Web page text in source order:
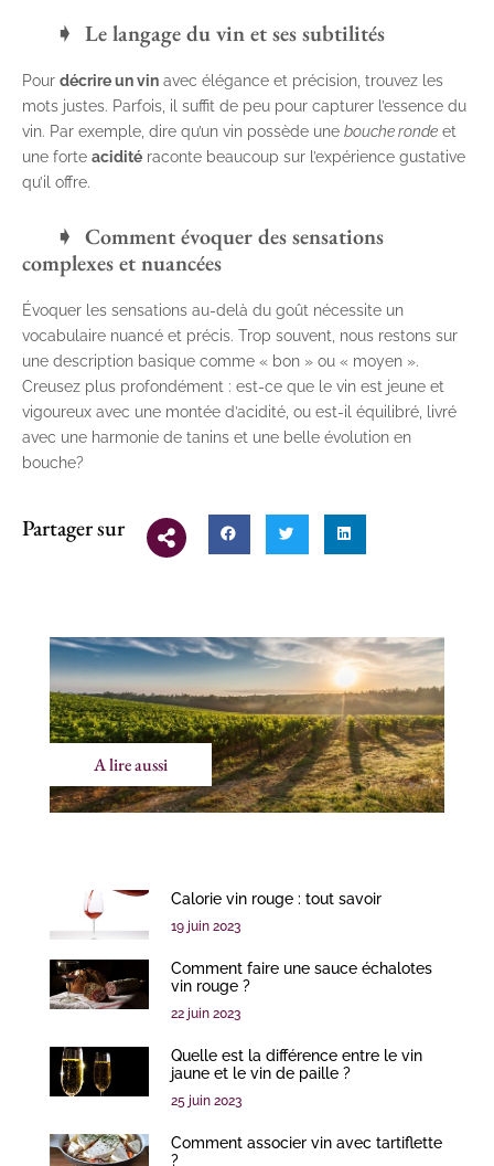
Le langage du vin et ses subtilités
Pour décrire un vin avec élégance et précision, trouvez les
mots justes. Parfois, il suffit de peu pour capturer l’essence du
vin. Par exemple, dire qu’un vin possède une bouche ronde et
une forte acidité raconte beaucoup sur l’expérience gustative
qu’il offre.
Comment évoquer des sensations
complexes et nuancées
Évoquer les sensations au-delà du goût nécessite un
vocabulaire nuancé et précis. Trop souvent, nous restons sur
une description basique comme « bon » ou « moyen ».
Creusez plus profondément : est-ce que le vin est jeune et
vigoureux avec une montée d’acidité, ou est-il équilibré, livré
avec une harmonie de tanins et une belle évolution en
bouche?
Partager sur
A lire aussi
Calorie vin rouge : tout savoir
19 juin 2023
Comment faire une sauce échalotes
vin rouge ?
22 juin 2023
Quelle est la différence entre le vin
jaune et le vin de paille ?
25 juin 2023
Comment associer vin avec tartiflette
?